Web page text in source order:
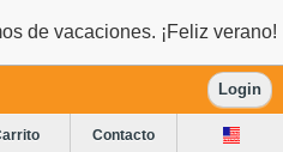
de vacaciones. ¡Feliz verano!
Login
Contacto